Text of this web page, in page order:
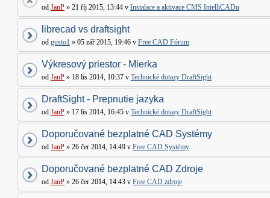
od JanP » 21 říj 2015, 13:44 v Instalace a aktivace CMS IntelliCADu
librecad vs draftsight
od gusto1 » 05 zář 2015, 19:46 v Free CAD Fórum
Výkresový priestor - Mierka
od JanP » 18 lis 2014, 10:37 v Technické dotazy DraftSight
DraftSight - Prepnutie jazyka
od JanP » 17 lis 2014, 16:45 v Technické dotazy DraftSight
Doporučované bezplatné CAD Systémy
od JanP » 26 čer 2014, 14:49 v Free CAD Systémy
Doporučované bezplatné CAD Zdroje
od JanP » 26 čer 2014, 14:43 v Free CAD zdroje